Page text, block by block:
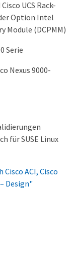
UCS Rack-
Option Intel
Module (DCPMM)
Serie
Nexus 9000-
für SUSE Linux
ACI, Cisco
Design"